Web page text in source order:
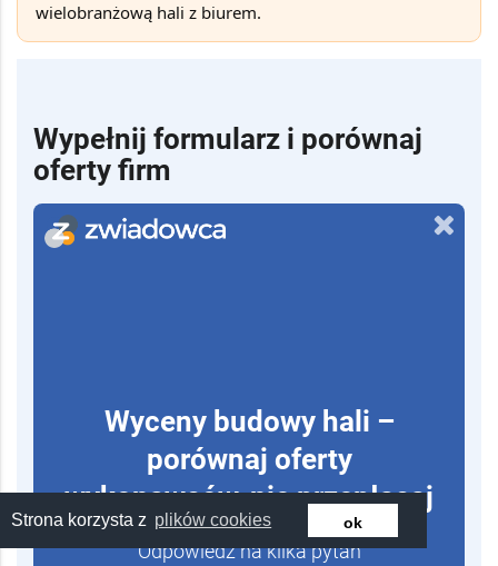
Strona korzysta z plików cookies ok
wielobranżową hali z biurem.
Wypełnij formularz i porównaj
oferty firm
Wyceny budowy hali –
porównaj oferty
wykonawców, nie przepłacaj
Odpowiedz na kilka pytań